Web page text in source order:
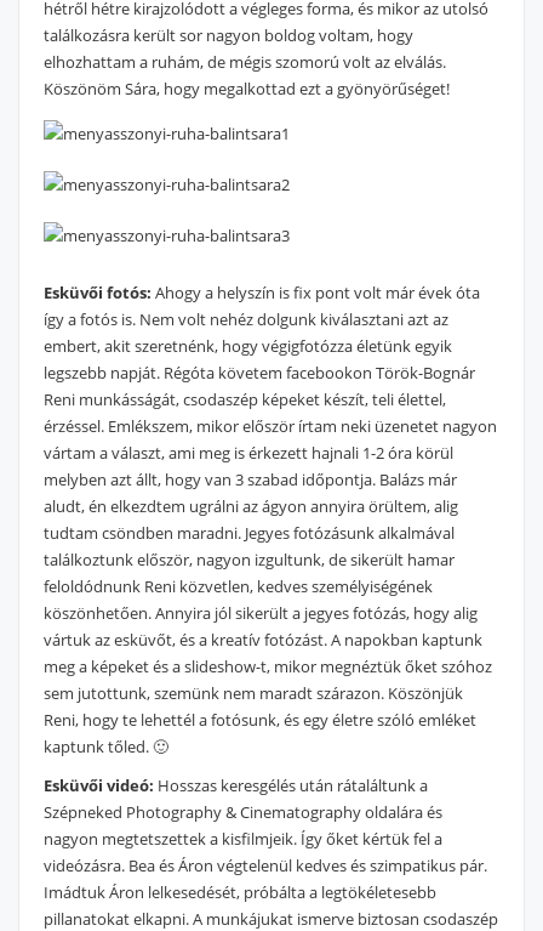
hétről hétre kirajzolódott a végleges forma, és mikor az utolsó
találkozásra került sor nagyon boldog voltam, hogy
elhozhattam a ruhám, de mégis szomorú volt az elválás.
Köszönöm Sára, hogy megalkottad ezt a gyönyörűséget!
Esküvői fotós: Ahogy a helyszín is fix pont volt már évek óta
így a fotós is. Nem volt nehéz dolgunk kiválasztani azt az
embert, akit szeretnénk, hogy végigfotózza életünk egyik
legszebb napját. Régóta követem facebookon Török-Bognár
Reni munkásságát, csodaszép képeket készít, teli élettel,
érzéssel. Emlékszem, mikor először írtam neki üzenetet nagyon
vártam a választ, ami meg is érkezett hajnali 1-2 óra körül
melyben azt állt, hogy van 3 szabad időpontja. Balázs már
aludt, én elkezdtem ugrálni az ágyon annyira örültem, alig
tudtam csöndben maradni. Jegyes fotózásunk alkalmával
találkoztunk először, nagyon izgultunk, de sikerült hamar
feloldódnunk Reni közvetlen, kedves személyiségének
köszönhetően. Annyira jól sikerült a jegyes fotózás, hogy alig
vártuk az esküvőt, és a kreatív fotózást. A napokban kaptunk
meg a képeket és a slideshow-t, mikor megnéztük őket szóhoz
sem jutottunk, szemünk nem maradt szárazon. Köszönjük
Reni, hogy te lehettél a fotósunk, és egy életre szóló emléket
kaptunk tőled. 🙂
Esküvői videó: Hosszas keresgélés után rátaláltunk a
Szépneked Photography & Cinematography oldalára és
nagyon megtetszettek a kisfilmjeik. Így őket kértük fel a
videózásra. Bea és Áron végtelenül kedves és szimpatikus pár.
Imádtuk Áron lelkesedését, próbálta a legtökéletesebb
pillanatokat elkapni. A munkájukat ismerve biztosan csodaszép